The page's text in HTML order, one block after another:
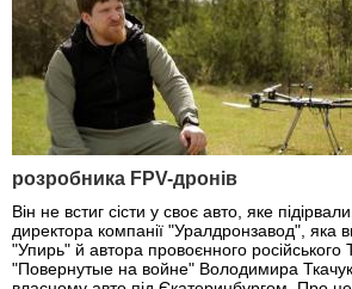
розробника FPV-дронів
Він не встиг сісти у своє авто, яке
директора компанії "Уралдронзавод", яка
"Упирь" й автора провоєнного російського
"Повернутые на войне" Володимира